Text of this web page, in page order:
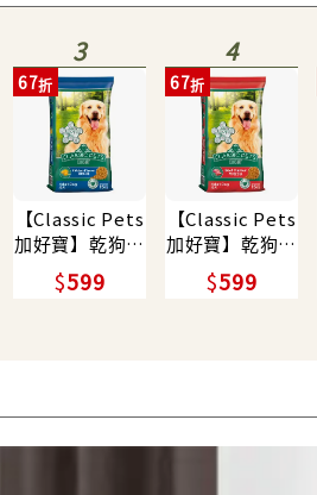
3
【Classic Pets
加好寶】乾狗糧
15KG/ 雞肉
67
599
4
【Classic Pets
加好寶】乾狗糧
15KG/ 牛肉
67
599